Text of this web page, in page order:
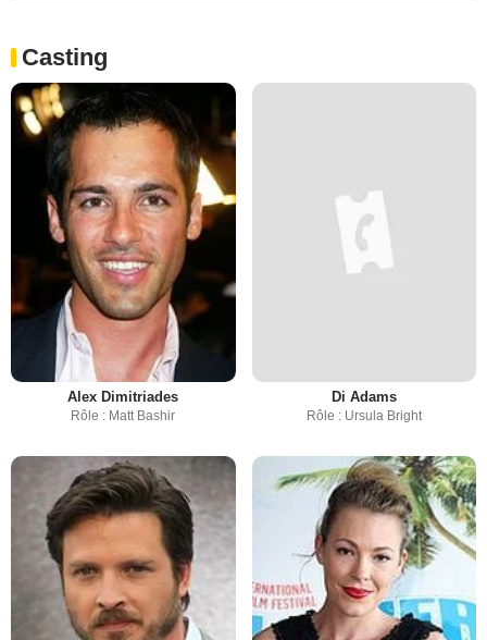
Casting
Alex Dimitriades
Rôle : Matt Bashir
Di Adams
Rôle : Ursula Bright